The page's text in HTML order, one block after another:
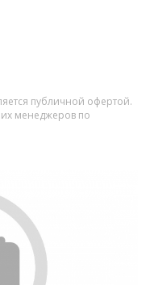
публичной офертой.
менеджеров по